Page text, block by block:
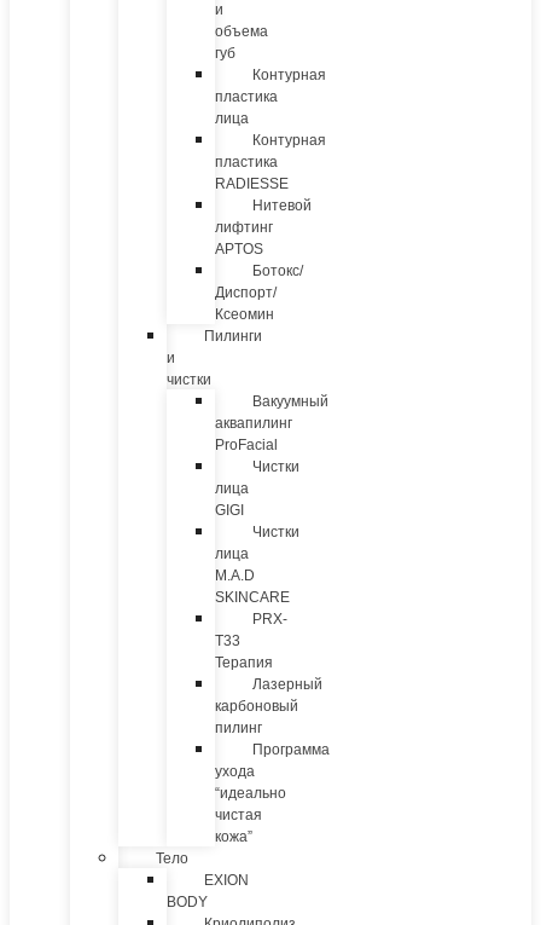
и
объема
губ
Контурная
пластика
лица
Контурная
пластика
RADIESSE
Нитевой
лифтинг
APTOS
Ботокс/
Диспорт/
Ксеомин
Пилинги
и
чистки
Вакуумный
аквапилинг
ProFacial
Чистки
лица
GIGI
Чистки
лица
M.A.D
SKINCARE
PRX-
T33
Терапия
Лазерный
карбоновый
пилинг
Программа
ухода
“идеально
чистая
кожа”
Тело
EXION
BODY